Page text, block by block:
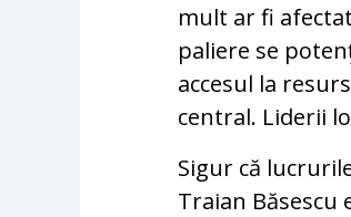
mult ar fi
paliere se
accesul la
central. Liderii
Sigur că
Traian Băsescu